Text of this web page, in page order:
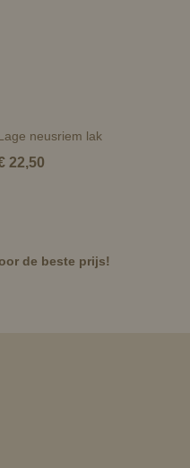
neusriem lak
22,50
de beste prijs!